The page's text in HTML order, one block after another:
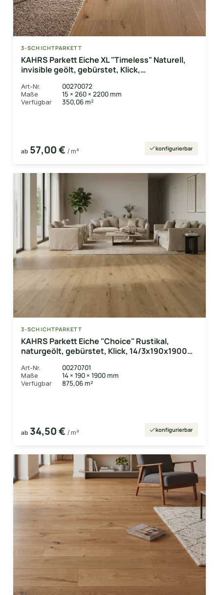
3-SCHICHTPARKETT
KAHRS Parkett Eiche XL "Timeless" Naturell,
invisible geölt, gebürstet, Klick,
Art-Nr. 00270072
Maße 15 × 260 × 2200 mm
Verfügbar 350,06 m²
ab 57,00 € / m² konfigurierbar
3-SCHICHTPARKETT
KAHRS Parkett Eiche "Choice" Rustikal,
naturgeölt, gebürstet, Klick, 14/3x190x1900
Art-Nr. 00270701
Maße 14 × 190 × 1900 mm
Verfügbar 875,06 m²
ab 34,50 € / m² konfigurierbar